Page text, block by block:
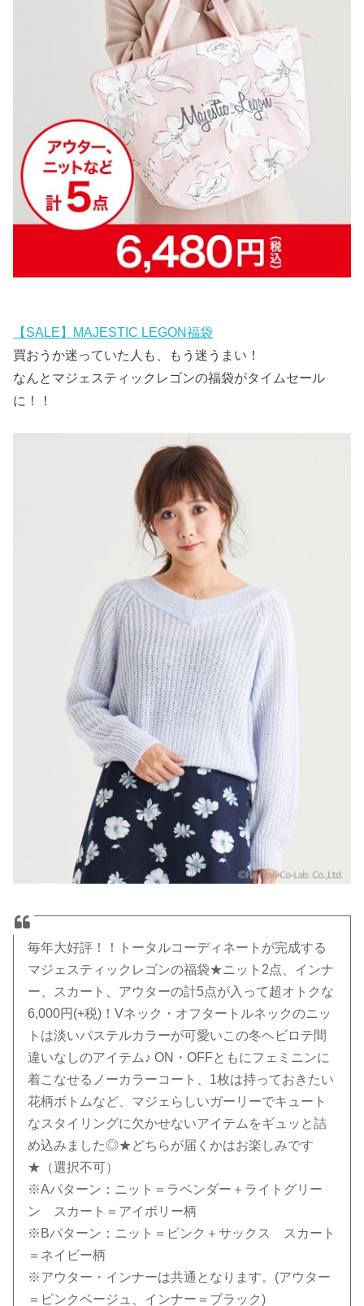
【SALE】MAJESTIC LEGON福袋
買おうか迷っていた人も、もう迷うまい！
なんとマジェスティックレゴンの福袋がタイムセール
に！！
毎年大好評！！トータルコーディネートが完成する
マジェスティックレゴンの福袋★ニット2点、インナ
ー、スカート、アウターの計5点が入って超オトクな
6,000円(+税)！Vネック・オフタートルネックのニッ
トは淡いパステルカラーが可愛いこの冬ヘビロテ間
違いなしのアイテム♪ ON・OFFともにフェミニンに
着こなせるノーカラーコート、1枚は持っておきたい
花柄ボトムなど、マジェらしいガーリーでキュート
なスタイリングに欠かせないアイテムをギュッと詰
め込みました◎★どちらが届くかはお楽しみです
★（選択不可）
※Aパターン：ニット＝ラベンダー＋ライトグリー
ン スカート＝アイボリー柄
※Bパターン：ニット＝ピンク＋サックス スカート
＝ネイビー柄
※アウター・インナーは共通となります。(アウター
＝ピンクベージュ、インナー＝ブラック)